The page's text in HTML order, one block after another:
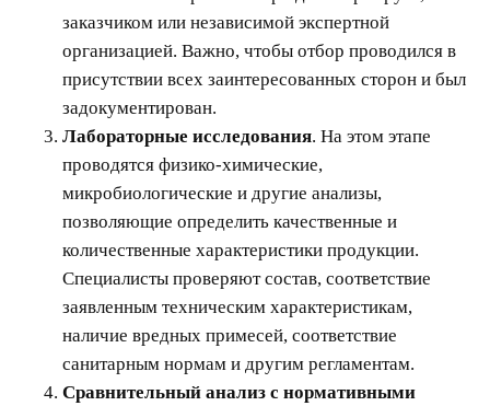
заказчиком или независимой экспертной
организацией. Важно, чтобы отбор проводился в
присутствии всех заинтересованных сторон и был
задокументирован.
Лабораторные исследования. На этом этапе
проводятся физико-химические,
микробиологические и другие анализы,
позволяющие определить качественные и
количественные характеристики продукции.
Специалисты проверяют состав, соответствие
заявленным техническим характеристикам,
наличие вредных примесей, соответствие
санитарным нормам и другим регламентам.
Сравнительный анализ с нормативными